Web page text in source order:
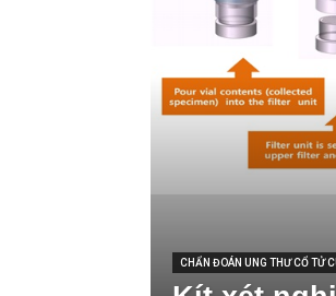
CHẨN ĐOÁN UNG THƯ CỔ TỬ